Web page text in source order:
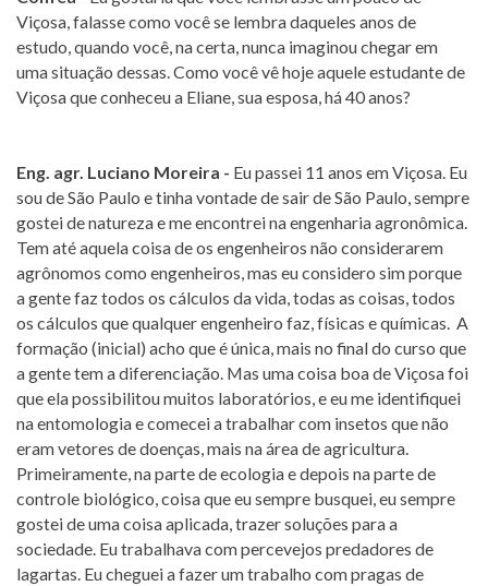
Viçosa, falasse como você se lembra daqueles anos de
estudo, quando você, na certa, nunca imaginou chegar em
uma situação dessas. Como você vê hoje aquele estudante de
Viçosa que conheceu a Eliane, sua esposa, há 40 anos?
Eng. agr. Luciano Moreira - Eu passei 11 anos em Viçosa. Eu
sou de São Paulo e tinha vontade de sair de São Paulo, sempre
gostei de natureza e me encontrei na engenharia agronômica.
Tem até aquela coisa de os engenheiros não considerarem
agrônomos como engenheiros, mas eu considero sim porque
a gente faz todos os cálculos da vida, todas as coisas, todos
os cálculos que qualquer engenheiro faz, físicas e químicas. A
formação (inicial) acho que é única, mais no final do curso que
a gente tem a diferenciação. Mas uma coisa boa de Viçosa foi
que ela possibilitou muitos laboratórios, e eu me identifiquei
na entomologia e comecei a trabalhar com insetos que não
eram vetores de doenças, mais na área de agricultura.
Primeiramente, na parte de ecologia e depois na parte de
controle biológico, coisa que eu sempre busquei, eu sempre
gostei de uma coisa aplicada, trazer soluções para a
sociedade. Eu trabalhava com percevejos predadores de
lagartas. Eu cheguei a fazer um trabalho com pragas de